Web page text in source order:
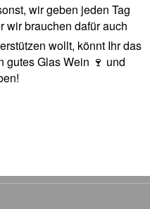
wir geben jeden Tag
wir brauchen dafür auch
wollt, könnt Ihr das
gutes Glas Wein 🍷 und